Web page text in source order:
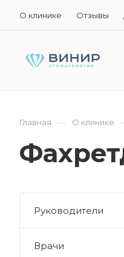
О клинике Отзывы
Главная — О клинике
Руководители
Врачи